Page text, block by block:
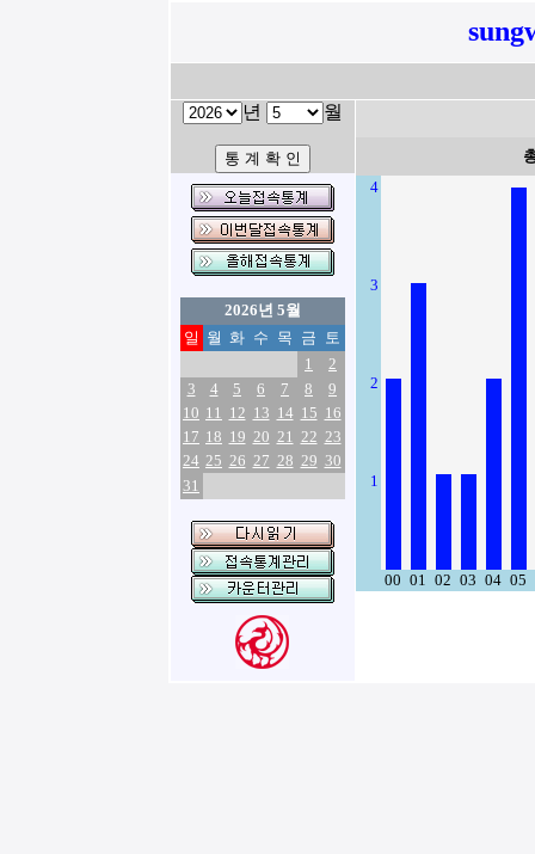
년 월
2026년 5월
일 월 화 수 목 금 토
1
2
3
4 5 6 7 8
9
10 11 12 13 14 15 16
17 18 19 20 21 22 23
24 25 26 27 28 29 30
31
4
3
2
1
00 01 02 03 04 05